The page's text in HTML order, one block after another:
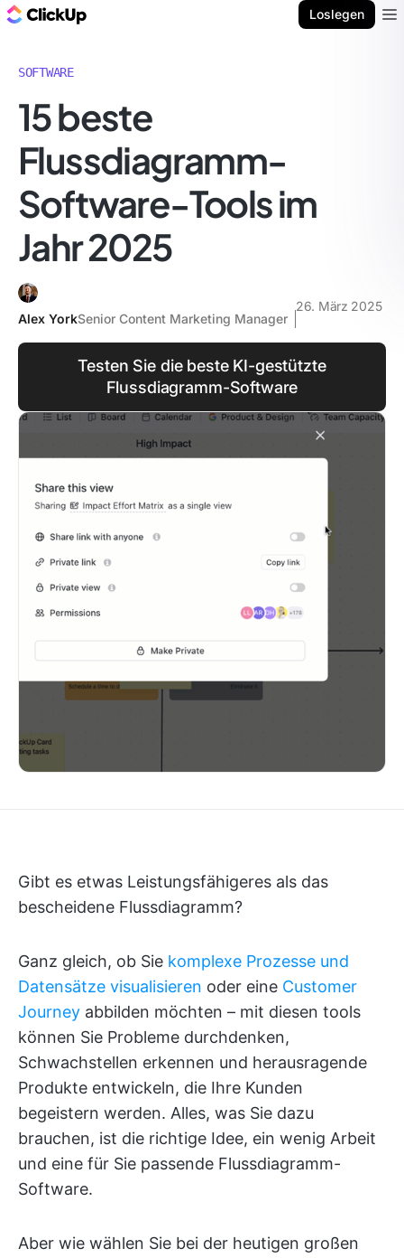
Loslegen
SOFTWARE
15 beste
Flussdiagramm-
Software-Tools im
Jahr 2025
Alex YorkSenior Content Marketing Manager
26. März 2025
Testen Sie die beste KI-gestützte
Flussdiagramm-Software
Gibt es etwas Leistungsfähigeres als das
bescheidene Flussdiagramm?
Ganz gleich, ob Sie komplexe Prozesse und
Datensätze visualisieren oder eine Customer
Journey abbilden möchten – mit diesen tools
können Sie Probleme durchdenken,
Schwachstellen erkennen und herausragende
Produkte entwickeln, die Ihre Kunden
begeistern werden. Alles, was Sie dazu
brauchen, ist die richtige Idee, ein wenig Arbeit
und eine für Sie passende Flussdiagramm-
Software.
Aber wie wählen Sie bei der heutigen großen